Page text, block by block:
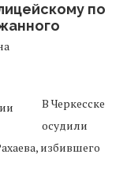
по
В Черкесске
осудили
избившего